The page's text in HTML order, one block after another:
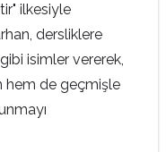
ilkesiyle
dersliklere
isimler vererek,
hem de geçmişle